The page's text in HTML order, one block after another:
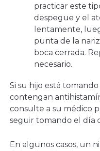
practicar este
despegue y el
lentamente,
punta de la
boca cerrada.
necesario.
Si su hijo está
contengan
consulte a su médico
seguir tomando el día
En algunos casos, un